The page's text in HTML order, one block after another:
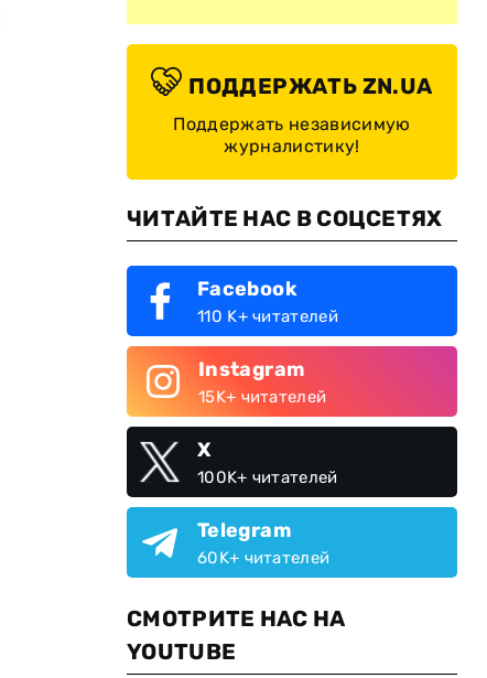
ПОДДЕРЖАТЬ ZN.UA
Поддержать независимую
журналистику!
ЧИТАЙТЕ НАС В СОЦСЕТЯХ
Facebook
110 K+ читателей
Instagram
15K+ читателей
X
100K+ читателей
Telegram
60K+ читателей
СМОТРИТЕ НАС НА
YOUTUBE